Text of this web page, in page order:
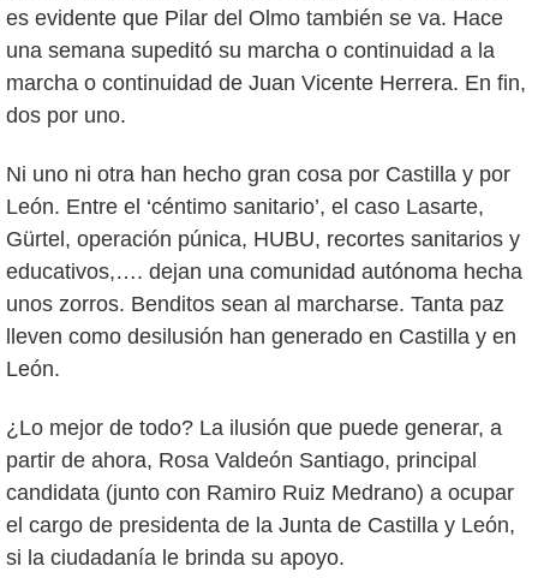
es evidente que Pilar del Olmo también se va. Hace
una semana supeditó su marcha o continuidad a la
marcha o continuidad de Juan Vicente Herrera. En fin,
dos por uno.
Ni uno ni otra han hecho gran cosa por Castilla y por
León. Entre el ‘céntimo sanitario’, el caso Lasarte,
Gürtel, operación púnica, HUBU, recortes sanitarios y
educativos,…. dejan una comunidad autónoma hecha
unos zorros. Benditos sean al marcharse. Tanta paz
lleven como desilusión han generado en Castilla y en
León.
¿Lo mejor de todo? La ilusión que puede generar, a
partir de ahora, Rosa Valdeón Santiago, principal
candidata (junto con Ramiro Ruiz Medrano) a ocupar
el cargo de presidenta de la Junta de Castilla y León,
si la ciudadanía le brinda su apoyo.